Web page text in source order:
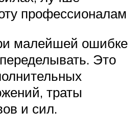
профессионалам
малейшей ошибке
Это
траты
и сил.